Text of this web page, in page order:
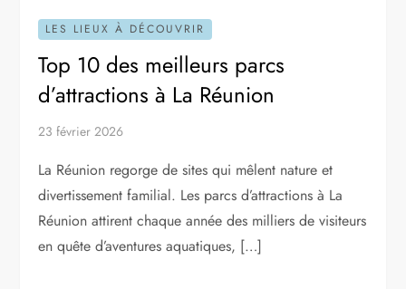
LES LIEUX À DÉCOUVRIR
Top 10 des meilleurs parcs
d’attractions à La Réunion
23 février 2026
La Réunion regorge de sites qui mêlent nature et
divertissement familial. Les parcs d’attractions à La
Réunion attirent chaque année des milliers de visiteurs
en quête d’aventures aquatiques, […]